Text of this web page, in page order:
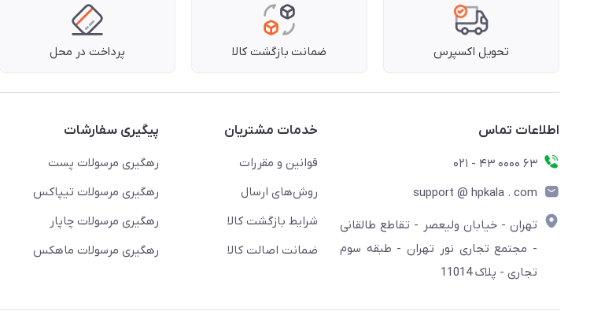
تحویل اکسپرس ضمانت بازگشت کالا پرداخت در محل
اطلاعات تماس
63 0000 43 - 021
support @ hpkala . com
تهران - خیابان ولیعصر - تقاطع طالقانی
- مجتمع تجاری نور تهران - طبقه سوم
تجاری - پلاک 11014
خدمات مشتریان
قوانین و مقررات
روش‌های ارسال
شرایط بازگشت کالا
ضمانت اصالت کالا
پیگیری سفارشات
رهگیری مرسولات پست
رهگیری مرسولات تیپاکس
رهگیری مرسولات چاپار
رهگیری مرسولات ماهکس